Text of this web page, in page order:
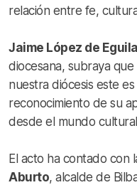
relación entre fe,
Jaime López de
diocesana, subraya
nuestra diócesis este
reconocimiento de su
desde el mundo
El acto ha contado con
Aburto, alcalde de